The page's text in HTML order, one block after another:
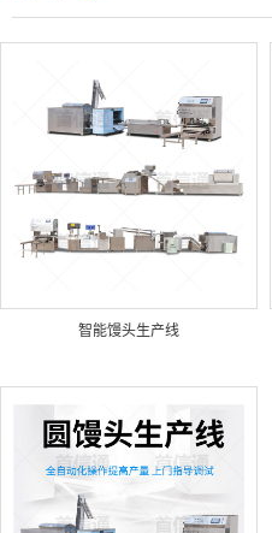
智能馒头生产线